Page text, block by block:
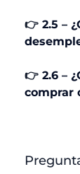
👉 2.5 –
👉 2.6 –
comprar